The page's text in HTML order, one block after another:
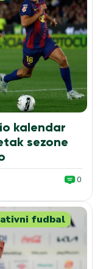
kalendar
sezone
0
fudbal